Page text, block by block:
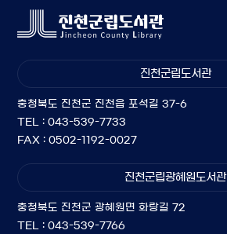
진천군립도서관
충청북도 진천군 진천읍 포석길 37-6
TEL : 043-539-7733
FAX : 0502-1192-0027
진천군립광혜원도서관
충청북도 진천군 광혜원면 화랑길 72
TEL : 043-539-7766